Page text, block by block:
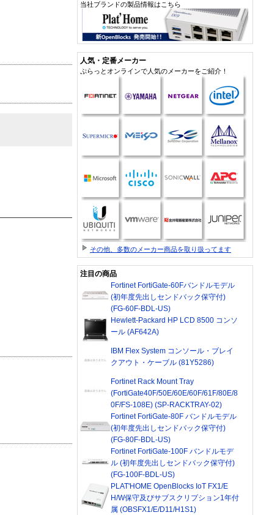
当社ブランドの製品情報はこちら
人気・定番メーカー
ぷらっとオンラインで人気のメーカーをご紹介！
その他、多数のメーカー商品を取り扱ってます
注目の商品
Fortinet FortiGate-60Fバンドルモデル
(初年度先出しセンドバック保守付)
(FG-60F-BDL-US)
Hewlett-Packard HP LCD 8500 コンソ
ール (AF642A)
IBM Flex System コンソール・ブレイ
クアウト・ケーブル (81Y5286)
Fortinet Rack Mount Tray
(FortiGate40F/50E/60E/60F/61F/80E/8
0F/FS-108E) (SP-RACKTRAY-02)
Fortinet FortiGate-80F バンドルモデル
(初年度先出しセンドバック保守付)
(FG-80F-BDL-US)
Fortinet FortiGate-100F バンドルモデ
ル (初年度先出しセンドバック保守付)
(FG-100F-BDL-US)
PLAT'HOME OpenBlocks IoT FX1/E
H/W保守及びサブスクリプション1年付
属 (OBSFX1/E/D11/H1S1)